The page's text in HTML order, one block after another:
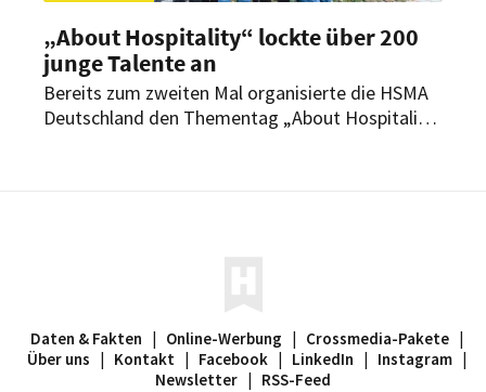
„About Hospitality“ lockte über 200
junge Talente an
Bereits zum zweiten Mal organisierte die HSMA
Deutschland den Thementag „About Hospitality“
Daten & Fakten Online-Werbung Crossmedia-Pakete
Über uns
Kontakt Facebook LinkedIn Instagram
Newsletter
RSS-Feed